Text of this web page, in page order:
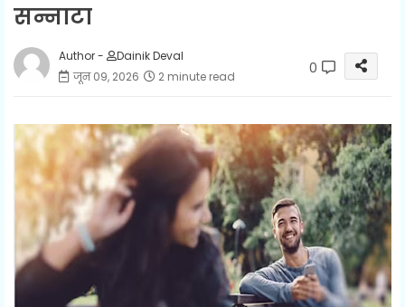
सन्नाटा
Author -
Dainik Deval
जून 09, 2026
2 minute read 0